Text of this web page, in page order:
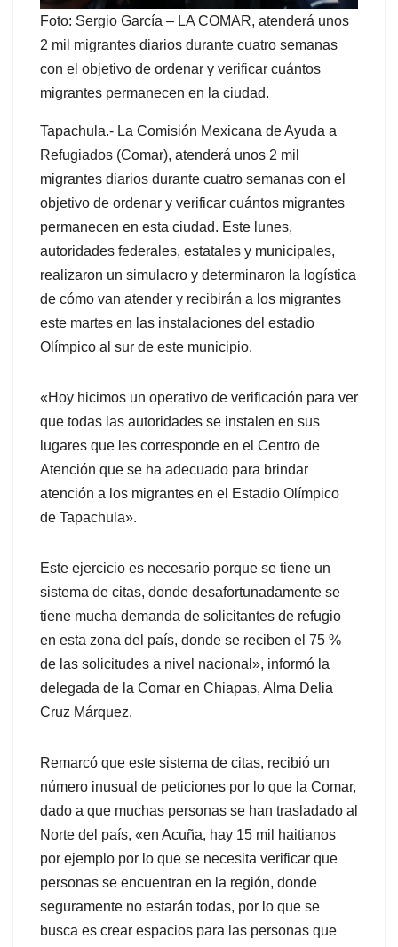
Foto: Sergio García – LA COMAR, atenderá unos
2 mil migrantes diarios durante cuatro semanas
con el objetivo de ordenar y verificar cuántos
migrantes permanecen en la ciudad.
Tapachula.- La Comisión Mexicana de Ayuda a
Refugiados (Comar), atenderá unos 2 mil
migrantes diarios durante cuatro semanas con el
objetivo de ordenar y verificar cuántos migrantes
permanecen en esta ciudad. Este lunes,
autoridades federales, estatales y municipales,
realizaron un simulacro y determinaron la logística
de cómo van atender y recibirán a los migrantes
este martes en las instalaciones del estadio
Olímpico al sur de este municipio.
«Hoy hicimos un operativo de verificación para ver
que todas las autoridades se instalen en sus
lugares que les corresponde en el Centro de
Atención que se ha adecuado para brindar
atención a los migrantes en el Estadio Olímpico
de Tapachula».
Este ejercicio es necesario porque se tiene un
sistema de citas, donde desafortunadamente se
tiene mucha demanda de solicitantes de refugio
en esta zona del país, donde se reciben el 75 %
de las solicitudes a nivel nacional», informó la
delegada de la Comar en Chiapas, Alma Delia
Cruz Márquez.
Remarcó que este sistema de citas, recibió un
número inusual de peticiones por lo que la Comar,
dado a que muchas personas se han trasladado al
Norte del país, «en Acuña, hay 15 mil haitianos
por ejemplo por lo que se necesita verificar que
personas se encuentran en la región, donde
seguramente no estarán todas, por lo que se
busca es crear espacios para las personas que